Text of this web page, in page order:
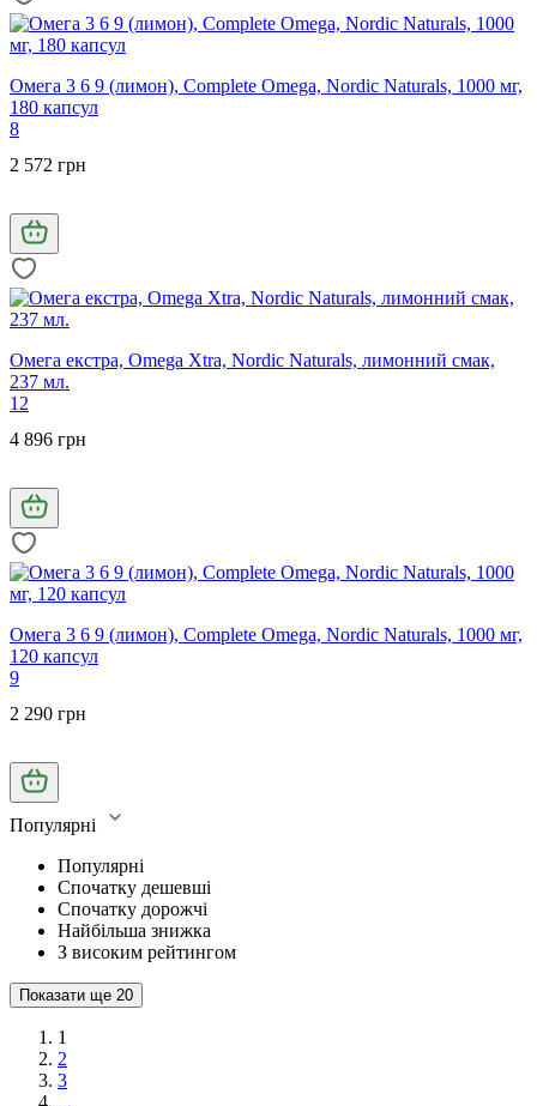
Омега 3 6 9 (лимон), Complete Omega, Nordic Naturals, 1000 мг,
180 капсул
8
2 572 грн
Омега екстра, Omega Xtra, Nordic Naturals, лимонний смак,
237 мл.
12
4 896 грн
Омега 3 6 9 (лимон), Complete Omega, Nordic Naturals, 1000 мг,
120 капсул
9
2 290 грн
Популярні
Популярні
Спочатку дешевші
Спочатку дорожчі
Найбільша знижка
З високим рейтингом
Показати ще 20
1
2
3
...